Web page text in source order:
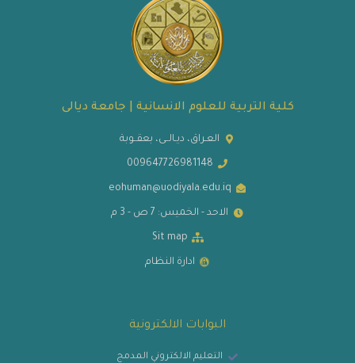
كلية التربية للعلوم الانسانية | جامعة ديالى
العـراق، ديـالــى، بعقــوبة
009647726981148
eohuman@uodiyala.edu.iq
الاحد - الخميس: 7 ص - 3 م
Sit map
ادارة النظام
البوابات الالكترونية
التعليم الالكتروني المدمج